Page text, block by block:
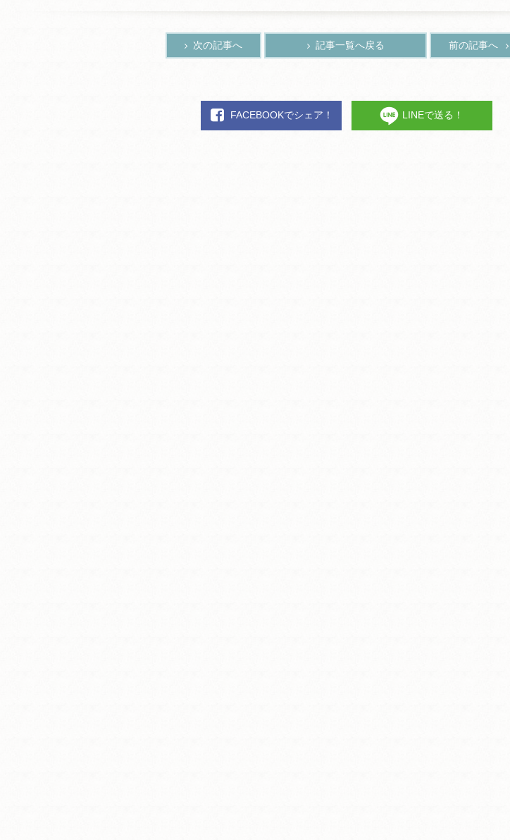
次の記事へ 記事一覧へ戻る 前の記事へ
FACEBOOKでシェア！ LINEで送る！